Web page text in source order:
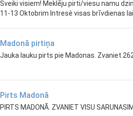
Sveiki visiem! Meklēju pirti/viesu namu
11-13 Oktobrim Intresè visas brīvdienas lai
Madonā pirtiņa
Jauka lauku pirts pie Madonas.
Pirts Madonā
PIRTS MADONĀ. ZVANIET VISU